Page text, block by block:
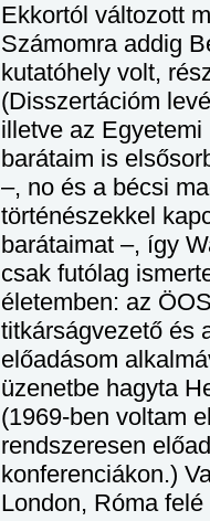
Ekkortól változott
Számomra addig
kutatóhely volt,
(Disszertációm
illetve az
barátaim is
–, no és a bécsi
történészekkel
barátaimat –, így
csak futólag
életemben: az
titkárságvezető és
előadásom
üzenetbe hagyta
(1969-ben voltam
rendszeresen
konferenciákon.)
London, Róma